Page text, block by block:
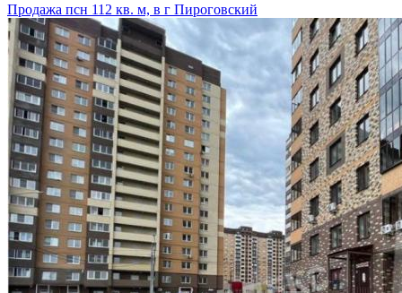
Продажа псн 112 кв. м, в г Пироговский